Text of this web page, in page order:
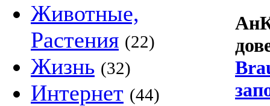
Животные,
Растения (22)
Жизнь (32)
Интернет (44)